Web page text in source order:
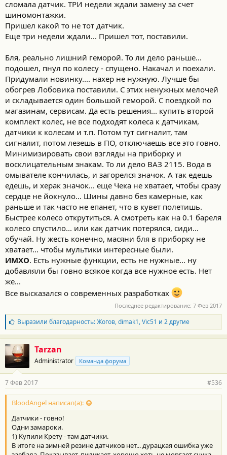
сломала датчик. ТРИ недели ждали замену за счет
шиномонтажки.
Пришел какой то не тот датчик.
Еще три недели ждали... Пришел тот, поставили.
Бля, реально лишний геморой. То ли дело раньше...
подошел, пнул по колесу - спущено. Накачал и поехали.
Придумали новинку.... нахер не нужную. Лучше бы
обогрев Лобовика поставили. С этих ненужных мелочей
и складывается один большой геморой. С поездкой по
магазинам, сервисам. Да есть решения... купить второй
комплект колес, не все подходят колеса к датчикам,
датчики к колесам и т.п. Потом тут сигналит, там
сигналит, потом лезешь в ПО, отключаешь все это говно.
Минимизировать свои взгляды на приборку и
восклицательным знакам. То ли дело ВАЗ 2115. Вода в
омывателе кончилась, и загорелся значок. А так едешь
едешь, и херак значок... еще Чека не хватает, чтобы сразу
сердце не йокнуло... Шины давно без камерные, как
раньше и так часто не епанет, что в кувет полетишь.
Быстрее колесо открутиться. А смотреть как на 0.1 бареля
колесо спустило... или как датчик потерялся, сиди...
обучай. Ну жесть конечно, масяни бля в приборку не
хватает... чтобы мультики интересные были.
ИМХО. Есть нужные функции, есть не нужные... ну
добавляли бы говно всякое когда все нужное есть. Нет
же...
Все высказался о современных разработках
Последнее редактирование: 7 Фев 2017
Б
л
а
г
о
д
а
н
о
с
и
:
Выразили благодарность:Жогов,dimak1,Vic51 и 2 другие
Tarzan
Administrator Команда форума
7 Фев 2017 #536
BloodAngel написал(а):
Датчики - говно!
Одни замароки.
1) Купили Крету - там датчики.
В итоге на зимней резине датчиков нет... дурацкая ошибка уже